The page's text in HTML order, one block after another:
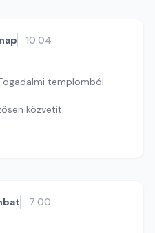
10:04
templomból
közvetít.
7:00